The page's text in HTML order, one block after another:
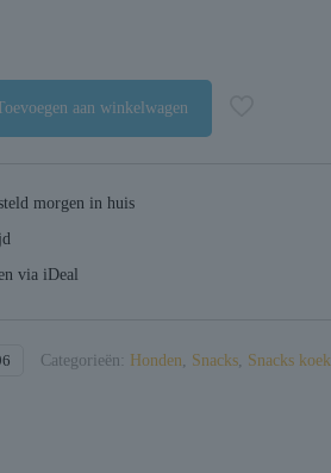
aan winkelwagen
morgen in huis
via iDeal
Categorieën: Honden Snacks Snacks koek